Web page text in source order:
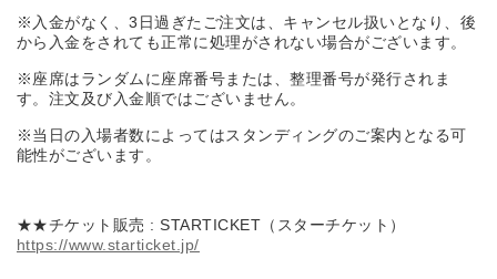
※入金がなく、3日過ぎたご注文は、キャンセル扱いとなり、後
から入金をされても正常に処理がされない場合がございます。
※座席はランダムに座席番号または、整理番号が発行されま
す。注文及び入金順ではございません。
※当日の入場者数によってはスタンディングのご案内となる可
能性がございます。
★★チケット販売 : STARTICKET（スターチケット）
https://www.starticket.jp/